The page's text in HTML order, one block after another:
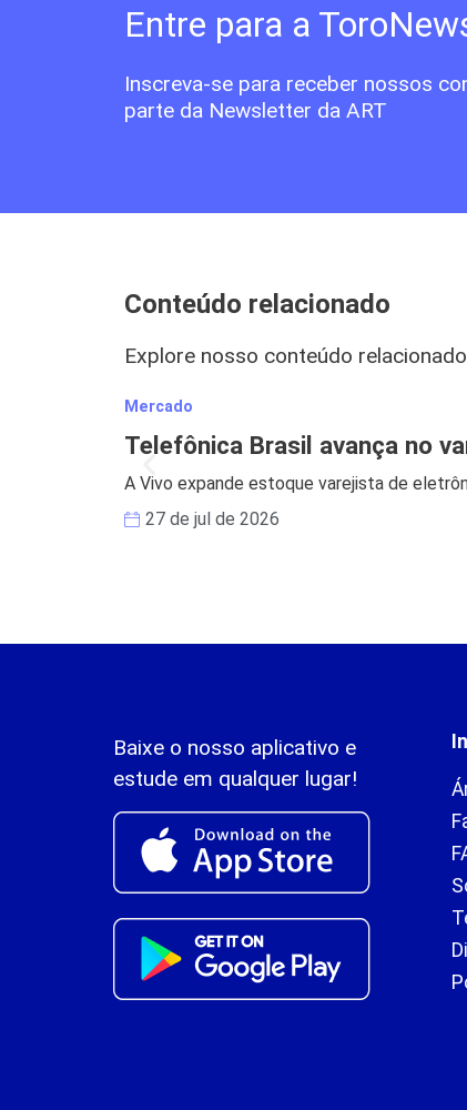
Entre para a
Inscreva-se para receber nossos
parte da Newsletter da ART
Conteúdo relacionado
Explore nosso conteúdo
Mercado
Telefônica Brasil avança no
A Vivo expande estoque varejista de
27 de jul de 2026
Baixe o nosso aplicativo e
estude em qualquer lugar!